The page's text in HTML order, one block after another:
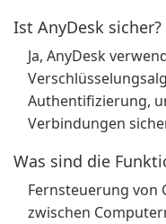
Ist AnyDesk sicher?
Ja, AnyDesk
Authentifizierung,
Verbindungen
Was sind die
Fernsteuerung
zwischen